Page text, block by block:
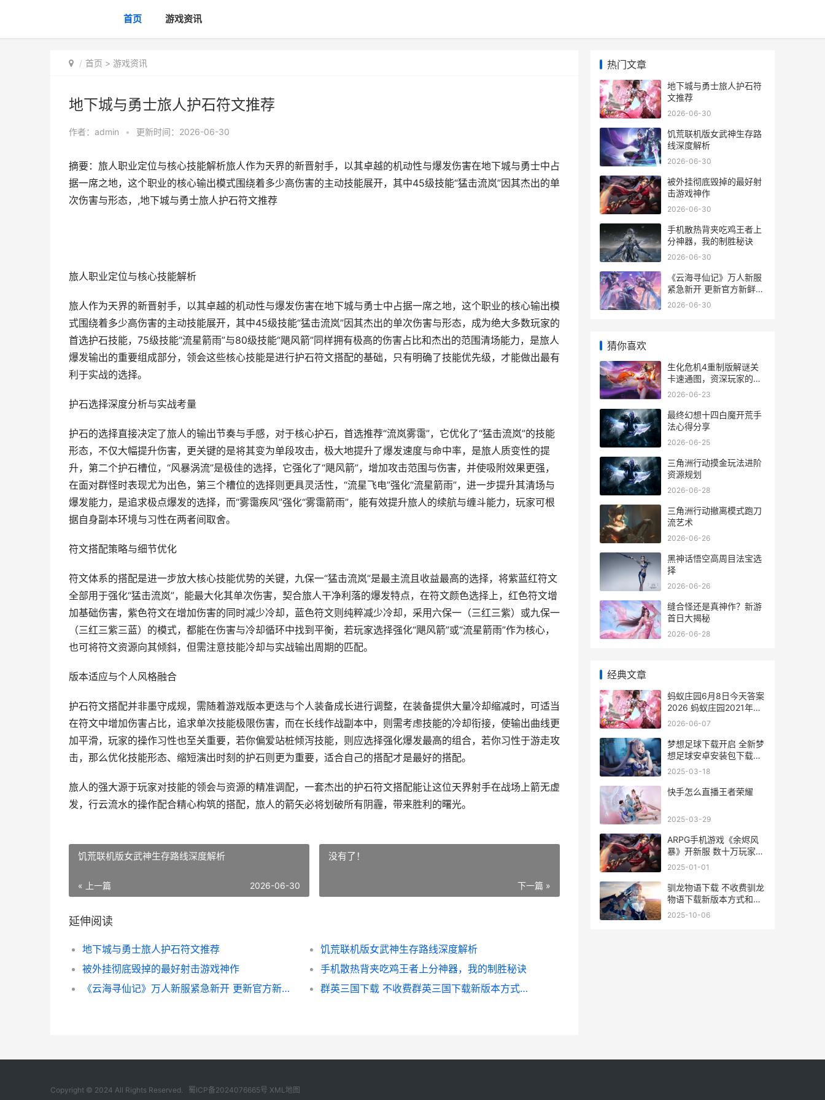
首页 游戏资讯
首页 > 游戏资讯
地下城与勇士旅人护石符文推荐
作者： admin • 更新时间：2026-06-30
摘要：旅人职业定位与核心技能解析旅人作为天界的新晋射手，以其卓越的机动性与爆发伤害在地下城与勇士中占
据一席之地，这个职业的核心输出模式围绕着多少高伤害的主动技能展开，其中45级技能“猛击流岚”因其杰出的单
次伤害与形态，,地下城与勇士旅人护石符文推荐
旅人职业定位与核心技能解析
旅人作为天界的新晋射手，以其卓越的机动性与爆发伤害在地下城与勇士中占据一席之地，这个职业的核心输出模
式围绕着多少高伤害的主动技能展开，其中45级技能“猛击流岚”因其杰出的单次伤害与形态，成为绝大多数玩家的
首选护石技能，75级技能“流星箭雨”与80级技能“飓风箭”同样拥有极高的伤害占比和杰出的范围清场能力，是旅人
爆发输出的重要组成部分，领会这些核心技能是进行护石符文搭配的基础，只有明确了技能优先级，才能做出最有
利于实战的选择。
护石选择深度分析与实战考量
护石的选择直接决定了旅人的输出节奏与手感，对于核心护石，首选推荐“流岚雾霭”，它优化了“猛击流岚”的技能
形态，不仅大幅提升伤害，更关键的是将其变为单段攻击，极大地提升了爆发速度与命中率，是旅人质变性的提
升，第二个护石槽位，“风暴涡流”是极佳的选择，它强化了“飓风箭”，增加攻击范围与伤害，并使吸附效果更强，
在面对群怪时表现尤为出色，第三个槽位的选择则更具灵活性，“流星飞电”强化“流星箭雨”，进一步提升其清场与
爆发能力，是追求极点爆发的选择，而“雾霭疾风”强化“雾霭箭雨”，能有效提升旅人的续航与缠斗能力，玩家可根
据自身副本环境与习性在两者间取舍。
符文搭配策略与细节优化
符文体系的搭配是进一步放大核心技能优势的关键，九保一“猛击流岚”是最主流且收益最高的选择，将紫蓝红符文
全部用于强化“猛击流岚”，能最大化其单次伤害，契合旅人干净利落的爆发特点，在符文颜色选择上，红色符文增
加基础伤害，紫色符文在增加伤害的同时减少冷却，蓝色符文则纯粹减少冷却，采用六保一（三红三紫）或九保一
（三红三紫三蓝）的模式，都能在伤害与冷却循环中找到平衡，若玩家选择强化“飓风箭”或“流星箭雨”作为核心，
也可将符文资源向其倾斜，但需注意技能冷却与实战输出周期的匹配。
版本适应与个人风格融合
护石符文搭配并非墨守成规，需随着游戏版本更迭与个人装备成长进行调整，在装备提供大量冷却缩减时，可适当
在符文中增加伤害占比，追求单次技能极限伤害，而在长线作战副本中，则需考虑技能的冷却衔接，使输出曲线更
加平滑，玩家的操作习性也至关重要，若你偏爱站桩倾泻技能，则应选择强化爆发最高的组合，若你习性于游走攻
击，那么优化技能形态、缩短演出时刻的护石则更为重要，适合自己的搭配才是最好的搭配。
旅人的强大源于玩家对技能的领会与资源的精准调配，一套杰出的护石符文搭配能让这位天界射手在战场上箭无虚
发，行云流水的操作配合精心构筑的搭配，旅人的箭矢必将划破所有阴霾，带来胜利的曙光。
饥荒联机版女武神生存路线深度解析
« 上一篇 2026-06-30
没有了！
下一篇 »
延伸阅读
地下城与勇士旅人护石符文推荐
饥荒联机版女武神生存路线深度解析
被外挂彻底毁掉的最好射击游戏神作
手机散热背夹吃鸡王者上分神器，我的制胜秘诀
《云海寻仙记》万人新服紧急新开 更新官方新鲜版领取特权大礼包 云海寻仙记官网
群英三国下载 不收费群英三国下载新版本方式和下载地址整理 群英三国在线玩
热门文章
地下城与勇士旅人护石符
文推荐
2026-06-30
饥荒联机版女武神生存路
线深度解析
2026-06-30
被外挂彻底毁掉的最好射
击游戏神作
2026-06-30
手机散热背夹吃鸡王者上
分神器，我的制胜秘诀
2026-06-30
《云海寻仙记》万人新服
紧急新开 更新官方新鲜版
领取特权大礼包 云海寻仙
2026-06-30
猜你喜欢
生化危机4重制版解谜关
卡速通图，资深玩家的思
考蓝图
2026-06-23
最终幻想十四白魔开荒手
法心得分享
2026-06-25
三角洲行动摸金玩法进阶
资源规划
2026-06-28
三角洲行动撤离模式跑刀
流艺术
2026-06-26
黑神话悟空高周目法宝选
择
2026-06-26
缝合怪还是真神作？新游
首日大揭秘
2026-06-28
经典文章
蚂蚁庄园6月8日今天答案
2026 蚂蚁庄园2021年6
月8日答案最新版
2026-06-07
梦想足球下载开启 全新梦
想足球安卓安装包下载地
址盘点 梦想足球海外版
2025-03-18
快手怎么直播王者荣耀
2025-03-29
ARPG手机游戏《余烬风
暴》开新服 数十万玩家已
升级官方全新版
2025-01-01
驯龙物语下载 不收费驯龙
物语下载新版本方式和下
载地址整理 驯龙物语内购
2025-10-06
Copyright © 2024 All Rights Reserved. 蜀ICP备2024076665号 XML地图